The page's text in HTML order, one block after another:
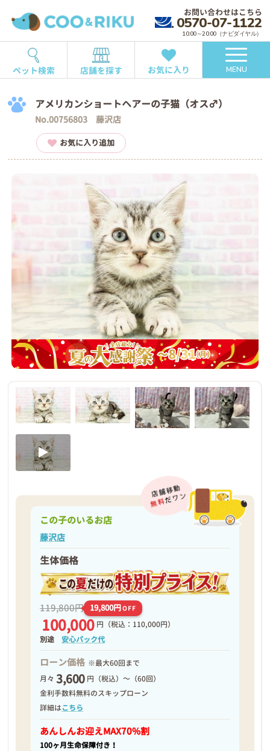
お問い合わせはこちら
0570-07-1122
10:00～20:00（ナビダイヤル）
ペット検索 店舗を探す お気に入り MENU
アメリカンショートヘアーの子猫（オス♂）
No.00756803 藤沢店
お気に入り追加
この子のいるお店
藤沢店
生体価格
119,800円 19,800円OFF
100,000 円 （税込：110,000円）
別途安心パック代
ローン価格 ※最大60回まで
月々 3,600 円（税込）～（60回）
金利手数料無料のスキップローン
詳細はこちら
あんしんお迎えMAX70%割
100ヶ月生命保障付き！